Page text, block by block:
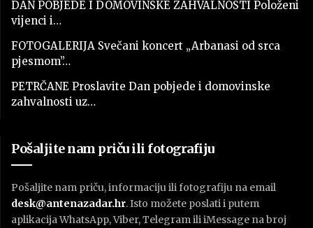
DAN POBJEDE I DOMOVINSKE ZAHVALNOSTI Položeni
vijenci i…
FOTOGALERIJA Svečani koncert „Arbanasi od srca
pjesmom”…
PETRČANE Proslavite Dan pobjede i domovinske
zahvalnosti uz…
Pošaljite nam priču ili fotografiju
Pošaljite nam priču, informaciju ili fotografiju na email
desk@antenazadar.hr. Isto možete poslati i putem
aplikacija WhatsApp, Viber, Telegram ili iMessage na broj